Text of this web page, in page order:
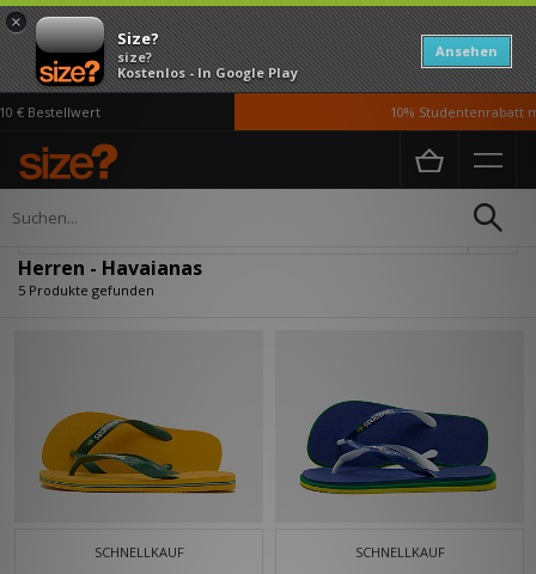
×
Size?
size?
Kostenlos - In Google Play
Ansehen
Bestellwert 10% Studentenrabatt mit
Home Herren
Herren - Havaianas
5 Produkte gefunden
SCHNELLKAUF SCHNELLKAUF